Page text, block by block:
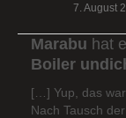
7. August
Marabu hat
Boiler
[…] Yup, das
Nach Tausch